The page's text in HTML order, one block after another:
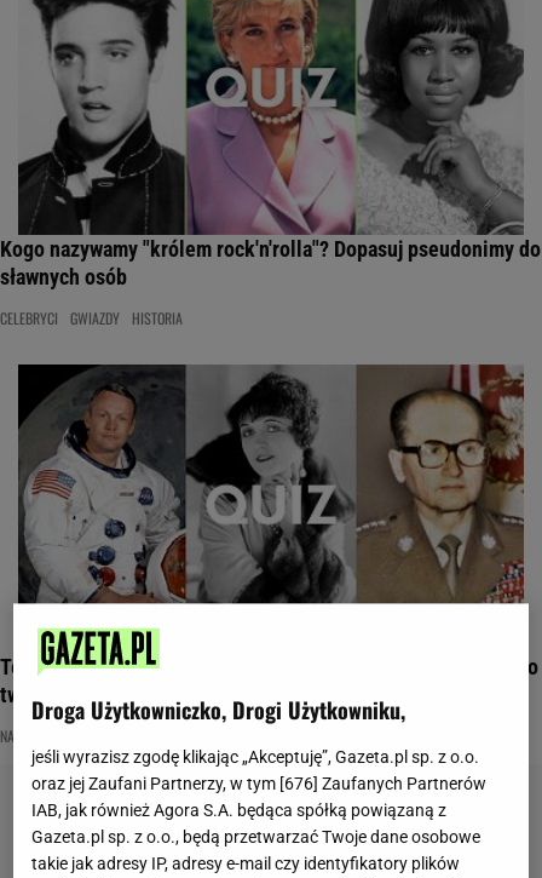
Kogo nazywamy "królem rock'n'rolla"? Dopasuj pseudonimy do
sławnych osób
CELEBRYCI GWIAZDY HISTORIA
Ten quiz da ci popalić! Przyda się rozległa wiedza i pamięć do
twarzy
NAJNOWSZE QUIZY DZISIAJ DODANE
Droga Użytkowniczko, Drogi Użytkowniku,
jeśli wyrazisz zgodę klikając „Akceptuję”, Gazeta.pl sp. z o.o.
oraz jej Zaufani Partnerzy, w tym [ 676 ] Zaufanych Partnerów
IAB, jak również Agora S.A. będąca spółką powiązaną z
Gazeta.pl sp. z o.o., będą przetwarzać Twoje dane osobowe
takie jak adresy IP, adresy e-mail czy identyfikatory plików